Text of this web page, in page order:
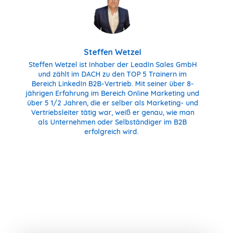
Steffen Wetzel
Steffen Wetzel ist Inhaber der LeadIn Sales GmbH
und zählt im DACH zu den TOP 5 Trainern im
Bereich LinkedIn B2B-Vertrieb. Mit seiner über 8-
jährigen Erfahrung im Bereich Online Marketing und
über 5 1/2 Jahren, die er selber als Marketing- und
Vertriebsleiter tätig war, weiß er genau, wie man
als Unternehmen oder Selbständiger im B2B
erfolgreich wird.